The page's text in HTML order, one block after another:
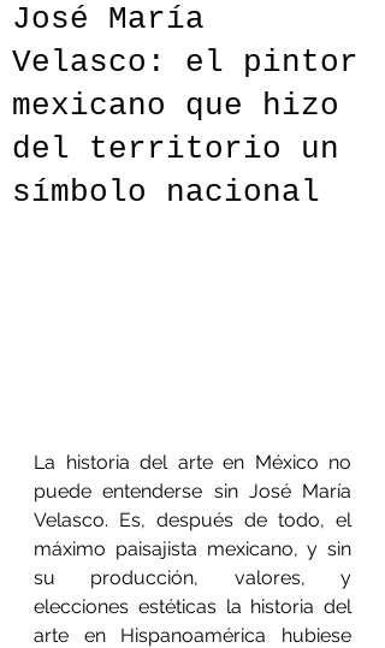
José María
Velasco: el pintor
mexicano que hizo
del territorio un
símbolo nacional
La historia del arte en México no
puede entenderse sin José María
Velasco. Es, después de todo, el
máximo paisajista mexicano, y sin
su producción, valores, y
elecciones estéticas la historia del
arte en Hispanoamérica hubiese